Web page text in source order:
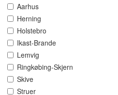
Aarhus
Herning
Holstebro
Ikast-Brande
Lemvig
Ringkøbing-Skjern
Skive
Struer